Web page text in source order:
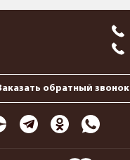
обратный звонок